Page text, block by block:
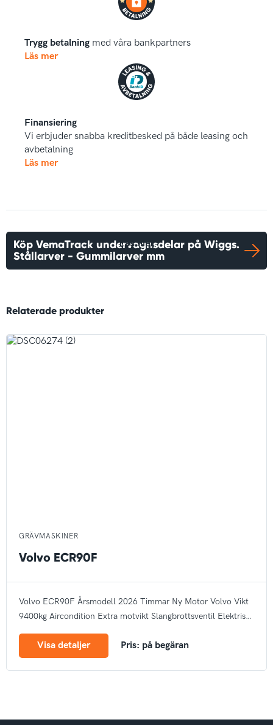
Trygg betalning med våra bankpartners
Läs mer
Finansiering
Vi erbjuder snabba kreditbesked på både leasing och
avbetalning
Läs mer
Läs mer
Köp VemaTrack undervagnsdelar på Wiggs.
Stållarver - Gummilarver mm
Relaterade produkter
GRÄVMASKINER
Volvo ECR90F
Volvo ECR90F Årsmodell 2026 Timmar Ny Motor Volvo Vikt
9400kg Aircondition Extra motvikt Slangbrottsventil Elektrisk
märkeVisa detaljer Pris: på begäran